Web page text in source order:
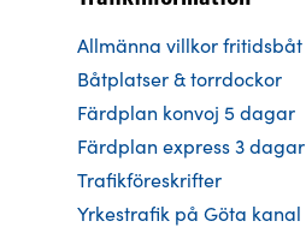
Allmänna villkor fritidsbåt
Båtplatser & torrdockor
Färdplan konvoj 5 dagar
Färdplan express 3 dagar
Trafikföreskrifter
Yrkestrafik på Göta kanal